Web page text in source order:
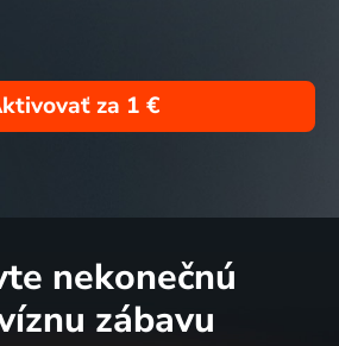
za 1 €
nekonečnú
zábavu